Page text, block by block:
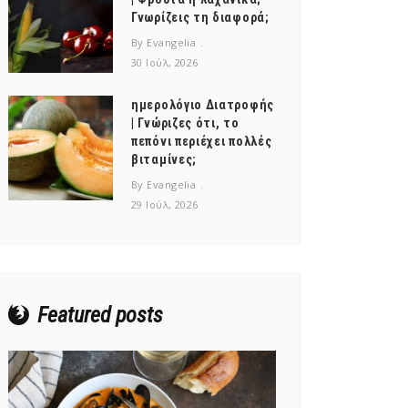
Γνωρίζεις τη διαφορά;
By Evangelia
30 Ιούλ, 2026
ημερολόγιο Διατροφής
| Γνώριζες ότι, το
πεπόνι περιέχει πολλές
βιταμίνες;
By Evangelia
29 Ιούλ, 2026
Featured posts